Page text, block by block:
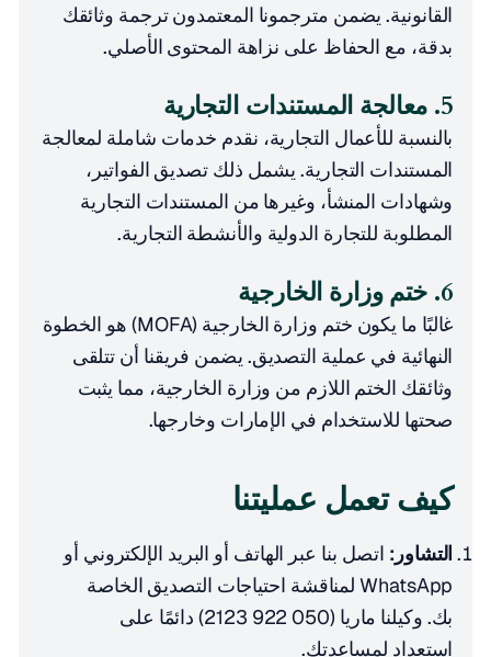
القانونية. يضمن مترجمونا المعتمدون ترجمة وثائقك
بدقة، مع الحفاظ على نزاهة المحتوى الأصلي.
5. معالجة المستندات التجارية
بالنسبة للأعمال التجارية، نقدم خدمات شاملة لمعالجة
المستندات التجارية. يشمل ذلك تصديق الفواتير،
وشهادات المنشأ، وغيرها من المستندات التجارية
المطلوبة للتجارة الدولية والأنشطة التجارية.
6. ختم وزارة الخارجية
غالبًا ما يكون ختم وزارة الخارجية (MOFA) هو الخطوة
النهائية في عملية التصديق. يضمن فريقنا أن تتلقى
وثائقك الختم اللازم من وزارة الخارجية، مما يثبت
صحتها للاستخدام في الإمارات وخارجها.
كيف تعمل عمليتنا
التشاور: اتصل بنا عبر الهاتف أو البريد الإلكتروني أو
WhatsApp لمناقشة احتياجات التصديق الخاصة
بك. وكيلنا ماريا (050 922 2123) دائمًا على
استعداد لمساعدتك.